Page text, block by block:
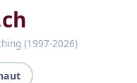
(1997-2026)